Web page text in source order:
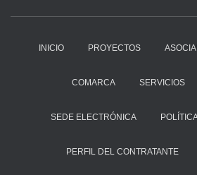
INICIO PROYECTOS
COMARCA SERVICIOS
SEDE ELECTRÓNICA
PERFIL DEL CONTRATANTE